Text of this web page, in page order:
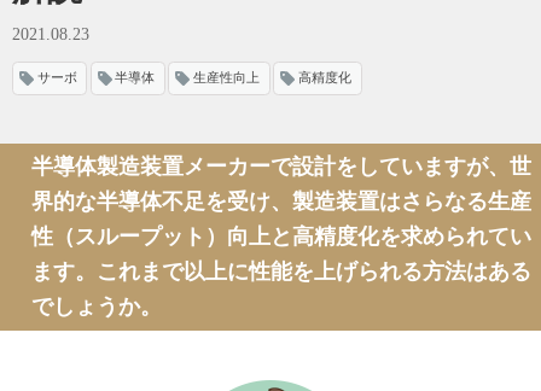
2021.08.23
サーボ 半導体 生産性向上 高精度化
半導体製造装置メーカーで設計をしていますが、世
界的な半導体不足を受け、 製造装置はさらなる生産
性（スループット）向上と高精度化を求められてい
ます。これまで以上に性能を上げられる方法はある
でしょうか。